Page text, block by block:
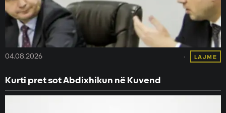
04.08.2026 LAJME
Kurti pret sot Abdixhikun në Kuvend